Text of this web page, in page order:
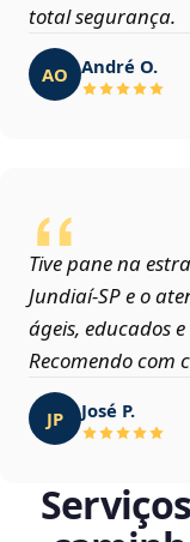
total segurança.
AO André O.
Tive pane na
Jundiaí‑SP e o
ágeis, educados
Recomendo com
JP José P.